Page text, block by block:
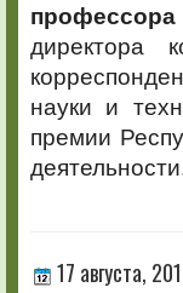
директора
науки и
премии
17 августа,